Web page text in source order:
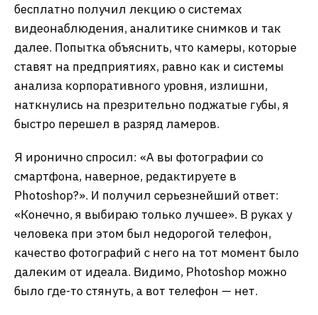
бесплатно получил лекцию о системах
видеонаблюдения, аналитике снимков и так
далее. Попытка объяснить, что камеры, которые
ставят на предприятиях, равно как и системы
анализа корпоративного уровня, излишни,
наткнулись на презрительно поджатые губы, я
быстро перешел в разряд ламеров.
Я иронично спросил: «А вы фотографии со
смартфона, наверное, редактируете в
Photoshop?». И получил серьезнейший ответ:
«Конечно, я выбираю только лучшее». В руках у
человека при этом был недорогой телефон,
качество фотографий с него на тот момент было
далеким от идеала. Видимо, Photoshop можно
было где-то стянуть, а вот телефон — нет.